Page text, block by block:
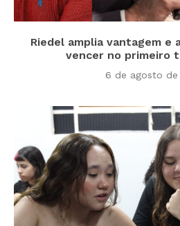
Riedel amplia vantagem e
vencer no primeiro
6 de agosto de